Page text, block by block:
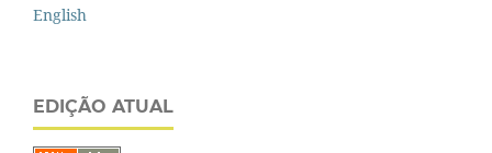
English
EDIÇÃO ATUAL